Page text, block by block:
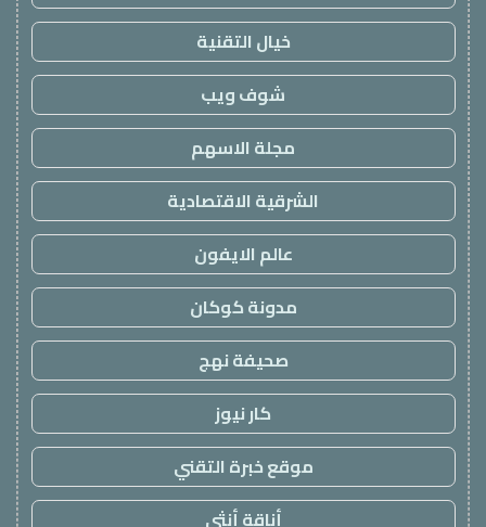
خيال التقنية
شوف ويب
مجلة الاسهم
الشرقية الاقتصادية
عالم الايفون
مدونة كوكان
صحيفة نهج
كار نيوز
موقع خبرة التقني
أناقة أنثى